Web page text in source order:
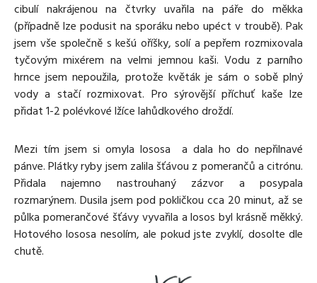
cibulí nakrájenou na čtvrky uvařila na páře do měkka
(případně lze podusit na sporáku nebo upéct v troubě). Pak
jsem vše společně s kešú oříšky, solí a pepřem rozmixovala
tyčovým mixérem na velmi jemnou kaši. Vodu z parního
hrnce jsem nepoužila, protože květák je sám o sobě plný
vody a stačí rozmixovat. Pro sýrovější příchuť kaše lze
přidat 1-2 polévkové lžíce lahůdkového droždí.
Mezi tím jsem si omyla lososa a dala ho do nepřilnavé
pánve. Plátky ryby jsem zalila šťávou z pomerančů a citrónu.
Přidala najemno nastrouhaný zázvor a posypala
rozmarýnem. Dusila jsem pod pokličkou cca 20 minut, až se
půlka pomerančové šťávy vyvařila a losos byl krásně měkký.
Hotového lososa nesolím, ale pokud jste zvyklí, dosolte dle
chutě.